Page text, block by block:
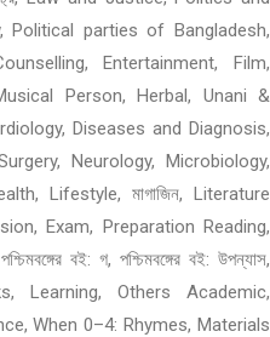
Political parties of Bangladesh,
Entertainment, Film,
Person, Herbal, Unani &
Diseases and Diagnosis,
Neurology, Microbiology,
Lifestyle, মাগাজিন, Literature
Exam, Preparation Reading,
বই: গ, পশ্চিমবঙ্গের বই: উপন্যাস,
Learning, Others Academic,
When 0–4: Rhymes, Materials